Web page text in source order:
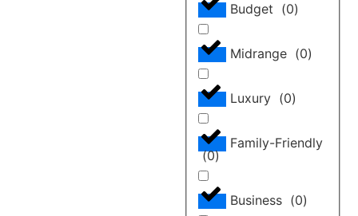
Budget (0)
Midrange (0)
Luxury (0)
Family-Friendly
(0)
Business (0)